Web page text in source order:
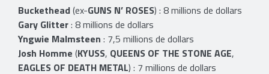
Buckethead(ex-GUNS N’ ROSES) : 8 millions de dollars
Gary Glitter: 8 millions de dollars
Yngwie Malmsteen : 7,5 millions de dollars
Josh Homme (KYUSS, QUEENS OF THE STONE AGE,
EAGLES OF DEATH METAL) : 7 millions de dollars